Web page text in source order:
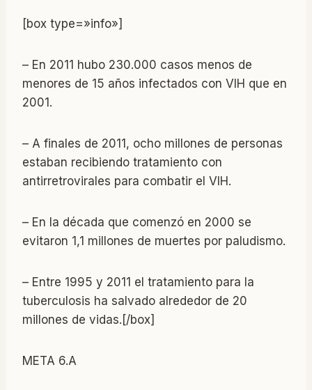
[box type=»info»]
– En 2011 hubo 230.000 casos menos de
menores de 15 años infectados con VIH que en
2001.
– A finales de 2011, ocho millones de personas
estaban recibiendo tratamiento con
antirretrovirales para combatir el VIH.
– En la década que comenzó en 2000 se
evitaron 1,1 millones de muertes por paludismo.
– Entre 1995 y 2011 el tratamiento para la
tuberculosis ha salvado alrededor de 20
millones de vidas.[/box]
META 6.A